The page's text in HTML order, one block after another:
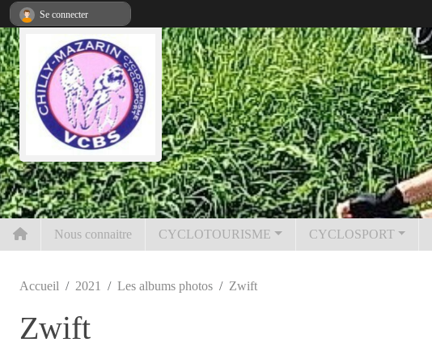
Nous connaitre CYCLOTOURISME CYCLOSPORT
Accueil 2021 Les albums photos Zwift
Zwift
Se connecter
Panneau de gestion des cookies